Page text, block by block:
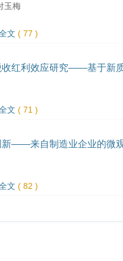
玉梅
文 ( 77 )
收红利效应研究——基于新
文 ( 71 )
新——来自制造业企业的微
文 ( 82 )